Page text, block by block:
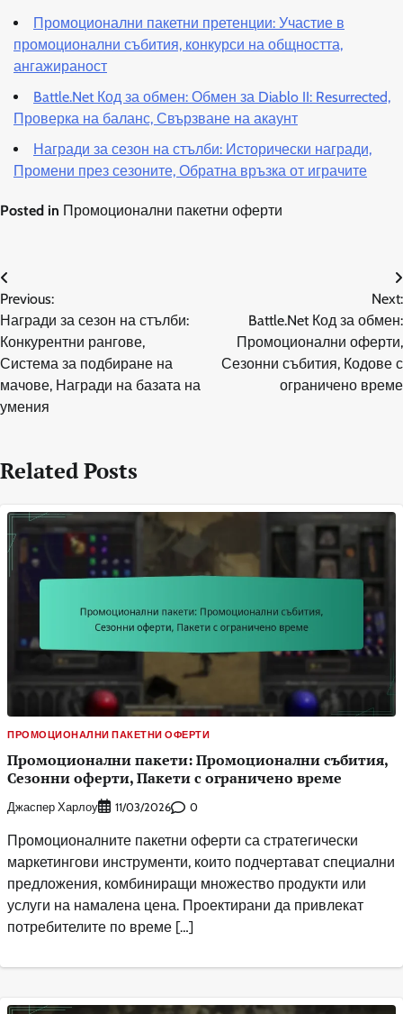
Промоционални пакетни претенции: Участие в
промоционални събития, конкурси на общността,
ангажираност
Battle.Net Код за обмен: Обмен за Diablo II: Resurrected,
Проверка на баланс, Свързване на акаунт
Награди за сезон на стълби: Исторически награди,
Промени през сезоните, Обратна връзка от играчите
Posted in Промоционални пакетни оферти
Post
navigation
Previous:
Награди за сезон на стълби:
Конкурентни рангове,
Система за подбиране на
мачове, Награди на базата на
умения
Next:
Battle.Net Код за обмен:
Промоционални оферти,
Сезонни събития, Кодове с
ограничено време
Related Posts
ПРОМОЦИОНАЛНИ ПАКЕТНИ ОФЕРТИ
Промоционални пакети: Промоционални събития,
Сезонни оферти, Пакети с ограничено време
Джаспер Харлоу 11/03/2026 0
Промоционалните пакетни оферти са стратегически
маркетингови инструменти, които подчертават специални
предложения, комбиниращи множество продукти или
услуги на намалена цена. Проектирани да привлекат
потребителите по време […]